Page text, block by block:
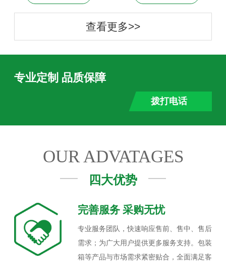
查看更多>>
专业定制 品质保障
拨打电话
OUR ADVATAGES
四大优势
完善服务 采购无忧
专业服务团队，快速响应售前、售中、售后
需求；为广大用户提供更多服务支持。包装
箱等产品与市场需求紧密贴合，全面满足客